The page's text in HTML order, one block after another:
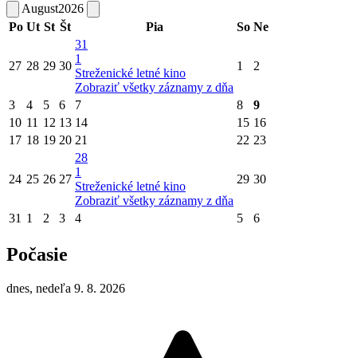
August2026
Po Ut St Št Pia So Ne
27 28 29 30
31
1
Streženické letné kino
Zobraziť všetky záznamy z dňa
1 2
3 4 5 6 7 8
9
10 11 12 13 14 15 16
17 18 19 20 21 22 23
24 25 26 27
28
1
Streženické letné kino
Zobraziť všetky záznamy z dňa
29 30
31 1 2 3 4 5 6
Počasie
dnes, nedeľa 9. 8. 2026